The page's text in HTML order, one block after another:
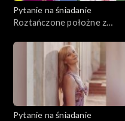
Pytanie na śniadanie
Roztańczone położne z
Pytanie na śniadanie